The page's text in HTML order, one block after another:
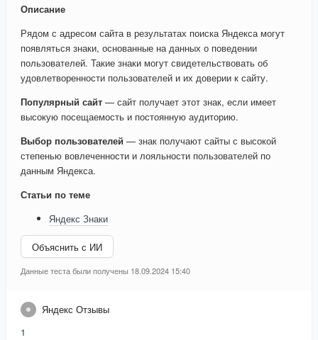
Описание
Рядом с адресом сайта в результатах поиска Яндекса могут
появляться знаки, основанные на данных о поведении
пользователей. Такие знаки могут свидетельствовать об
удовлетворенности пользователей и их доверии к сайту.
Популярный сайт — сайт получает этот знак, если имеет
высокую посещаемость и постоянную аудиторию.
Выбор пользователей — знак получают сайты с высокой
степенью вовлеченности и лояльности пользователей по
данным Яндекса.
Статьи по теме
Яндекс Знаки
Объяснить с ИИ
Данные теста были получены 18.09.2024 15:40
Яндекс Отзывы
1